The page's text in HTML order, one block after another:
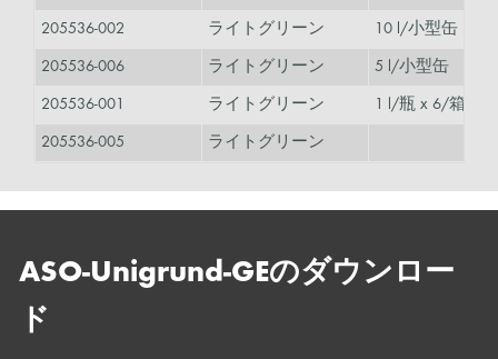
205536-002 ライトグリーン 10 l/小型缶
205536-006 ライトグリーン 5 l/小型缶
205536-001 ライトグリーン 1 l/瓶 x 6/箱
205536-005 ライトグリーン
ASO-Unigrund-GEのダウンロー
ド